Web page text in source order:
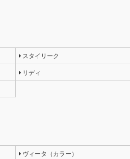
スタイリーク
リディ
ヴィータ（カラー）